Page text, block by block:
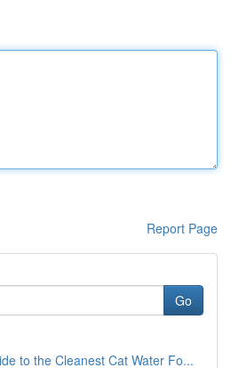
Report Page
Go
to the Cleanest Cat Water Fo...